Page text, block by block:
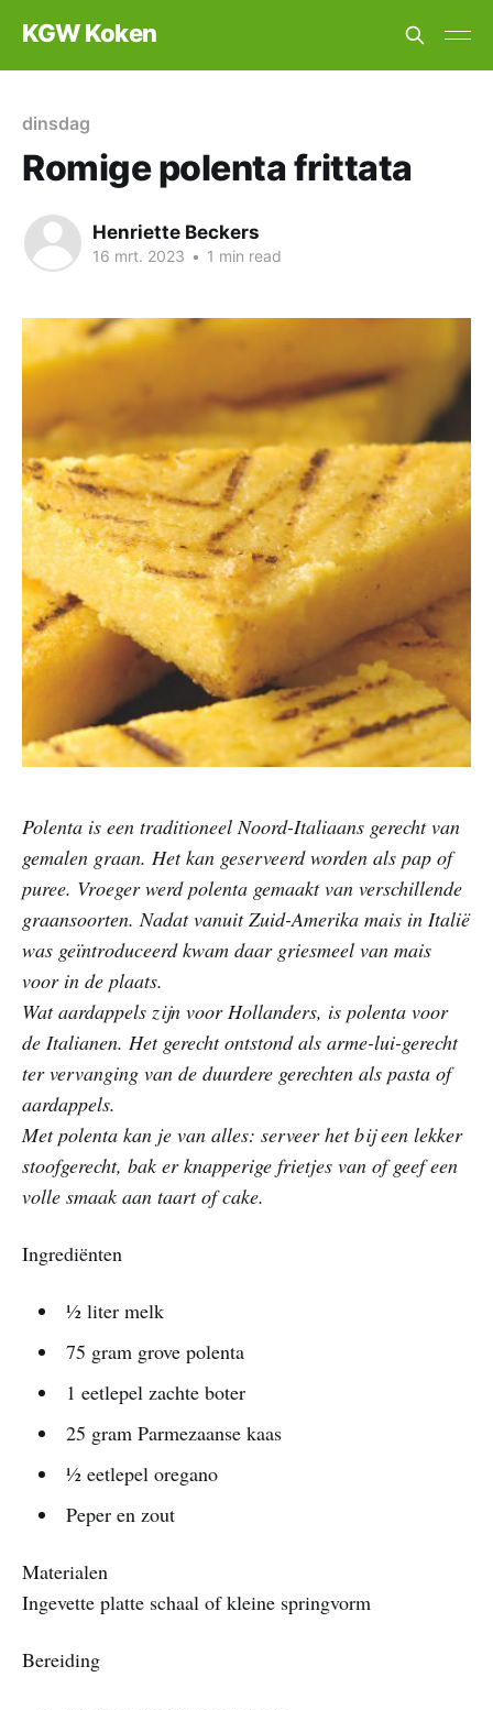
KGW Koken
dinsdag
Romige polenta frittata
Henriette Beckers
16 mrt. 2023 • 1 min read
Polenta is een traditioneel Noord-Italiaans gerecht van
gemalen graan. Het kan geserveerd worden als pap of
puree. Vroeger werd polenta gemaakt van verschillende
graansoorten. Nadat vanuit Zuid-Amerika mais in Italië
was geïntroduceerd kwam daar griesmeel van mais
voor in de plaats.
Wat aardappels zijn voor Hollanders, is polenta voor
de Italianen. Het gerecht ontstond als arme-lui-gerecht
ter vervanging van de duurdere gerechten als pasta of
aardappels.
Met polenta kan je van alles: serveer het bij een lekker
stoofgerecht, bak er knapperige frietjes van of geef een
volle smaak aan taart of cake.
Ingrediënten
½ liter melk
75 gram grove polenta
1 eetlepel zachte boter
25 gram Parmezaanse kaas
½ eetlepel oregano
Peper en zout
Materialen
Ingevette platte schaal of kleine springvorm
Bereiding